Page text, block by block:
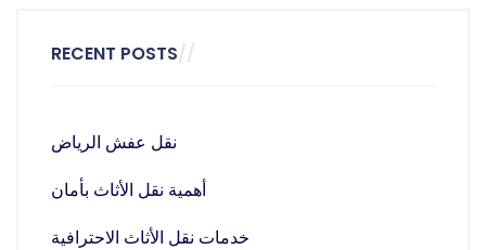
RECENT POSTS
نقل عفش الرياض
أهمية نقل الأثاث بأمان
خدمات نقل الأثاث الاحترافية